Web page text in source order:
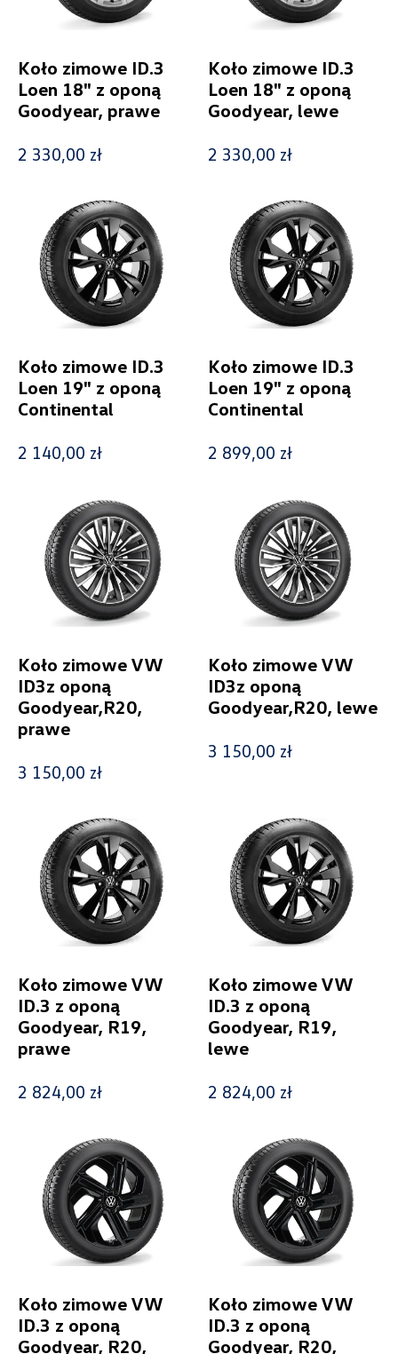
Bagażniki rowerowe
Model
ID.3
Generacja
Cena
Status
Nowość
Promocja
Pokaż tylko dostępne
Filtruj
Koło zimowe ID.3
Loen 18" z oponą
Goodyear, prawe
2 330,00 zł
Koło zimowe ID.3
Loen 18" z oponą
Goodyear, lewe
2 330,00 zł
Koło zimowe ID.3
Loen 19" z oponą
Continental
2 140,00 zł
Koło zimowe ID.3
Loen 19" z oponą
Continental
2 899,00 zł
Koło zimowe VW
ID3z oponą
Goodyear,R20,
prawe
3 150,00 zł
Koło zimowe VW
ID3z oponą
Goodyear,R20, lewe
3 150,00 zł
Koło zimowe VW
ID.3 z oponą
Goodyear, R19,
prawe
2 824,00 zł
Koło zimowe VW
ID.3 z oponą
Goodyear, R19,
lewe
2 824,00 zł
Koło zimowe VW
ID.3 z oponą
Goodyear, R20,
Koło zimowe VW
ID.3 z oponą
Goodyear, R20,